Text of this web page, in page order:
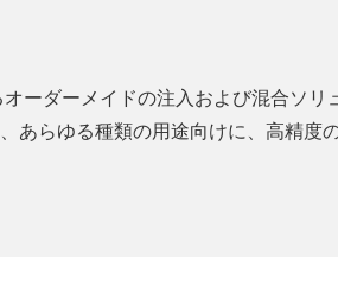
ーダーメイドの注入および混合ソ
あらゆる種類の用途向けに、高精度